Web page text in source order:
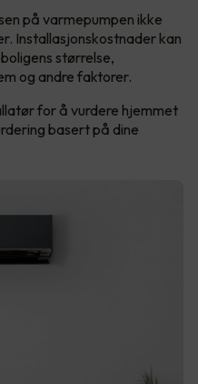
på varmepumpen ikke
Installasjonskostnader kan
størrelse,
og andre faktorer.
for å vurdere hjemmet
basert på dine